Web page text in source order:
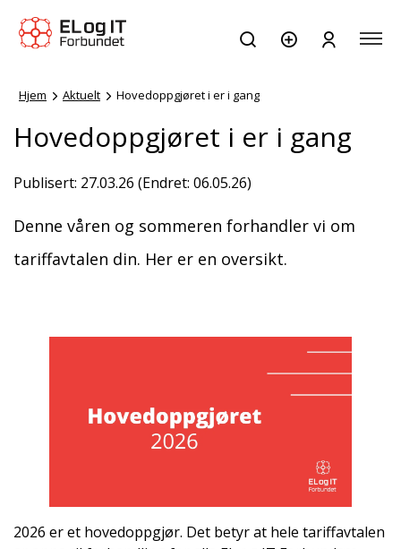
Hjem Aktuelt Hovedoppgjøret i er i gang
Hovedoppgjøret i er i gang
Publisert: 27.03.26 (Endret: 06.05.26)
Denne våren og sommeren forhandler vi om
tariffavtalen din. Her er en oversikt.
2026 er et hovedoppgjør. Det betyr at hele tariffavtalen